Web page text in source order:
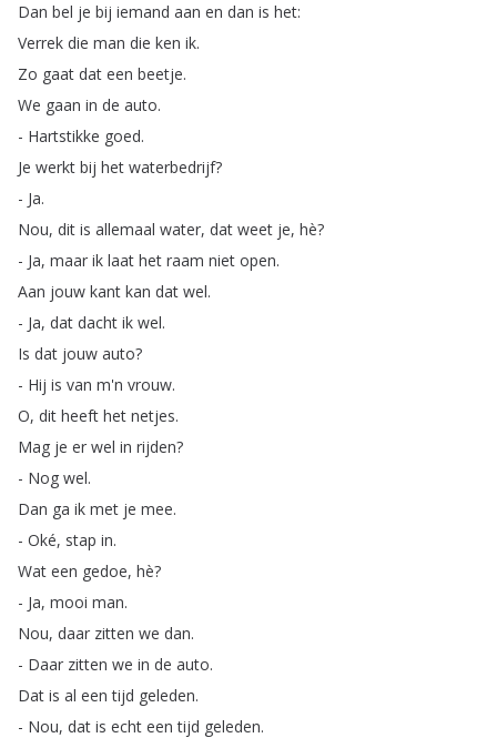
Dan bel je bij iemand aan en dan is het:
Verrek die man die ken ik.
Zo gaat dat een beetje.
We gaan in de auto.
- Hartstikke goed.
Je werkt bij het waterbedrijf?
- Ja.
Nou, dit is allemaal water, dat weet je, hè?
- Ja, maar ik laat het raam niet open.
Aan jouw kant kan dat wel.
- Ja, dat dacht ik wel.
Is dat jouw auto?
- Hij is van m'n vrouw.
O, dit heeft het netjes.
Mag je er wel in rijden?
- Nog wel.
Dan ga ik met je mee.
- Oké, stap in.
Wat een gedoe, hè?
- Ja, mooi man.
Nou, daar zitten we dan.
- Daar zitten we in de auto.
Dat is al een tijd geleden.
- Nou, dat is echt een tijd geleden.